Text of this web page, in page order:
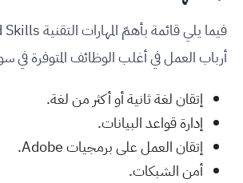
أرباب العمل في أغلب الوظائف المتوفرة في
إتقان لغة ثانية أو أكثر من لغة.
إدارة قواعد البيانات.
إتقان العمل على برمجيات Adobe.
أمن الشبكات.